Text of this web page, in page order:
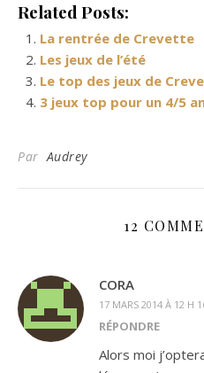
Related Posts:
La rentrée de Crevette
Les jeux de l’été
Le top des jeux de
3 jeux top pour un 4/5
ParAudrey
12
CORA
17 MARS 2014 À 12 H
RÉPONDRE
Alors moi